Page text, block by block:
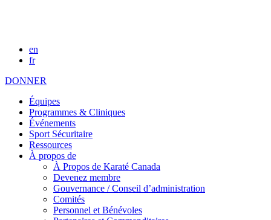
en
fr
DONNER
Équipes
Programmes & Cliniques
Événements
Sport Sécuritaire
Ressources
À propos de
À Propos de Karaté Canada
Devenez membre
Gouvernance / Conseil d’administration
Comités
Personnel et Bénévoles